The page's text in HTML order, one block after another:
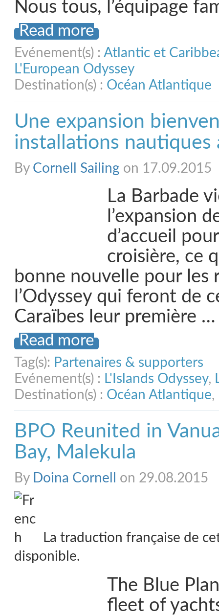
Nous tous, l’équipage
Read more
Evénement(s) : Atlantic et
L'European Odyssey
Destination(s) : Océan Atlantique
Une expansion
installations nautiques
By Cornell Sailing on 17.09.2015
La Barbade
l’expansion
d’accueil
croisière, ce
bonne nouvelle pour les
l’Odyssey qui feront de
Caraïbes leur première …
Read more
Tag(s): Partenaires & supporters
Evénement(s) : L'Islands Odyssey,
Destination(s) : Océan Atlantique,
BPO Reunited in
Bay, Malekula
By Doina Cornell on 29.08.2015
La traduction française de
disponible.
The Blue
fleet of